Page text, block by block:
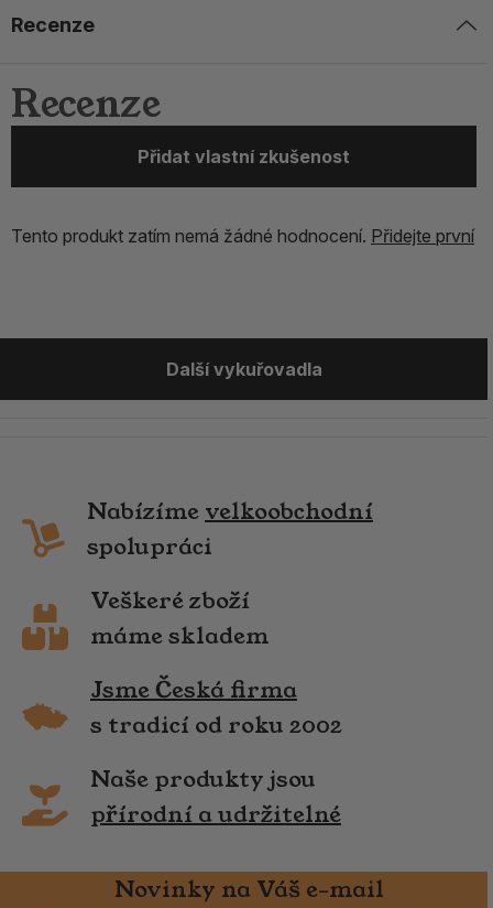
Recenze
Recenze
Přidat vlastní zkušenost
Tento produkt zatím nemá žádné hodnocení. Přidejte první
Další vykuřovadla
Nabízíme velkoobchodní
spolupráci
Veškeré zboží
máme skladem
Jsme Česká firma
s tradicí od roku 2002
Naše produkty jsou
přírodní a udržitelné
Novinky na Váš e-mail